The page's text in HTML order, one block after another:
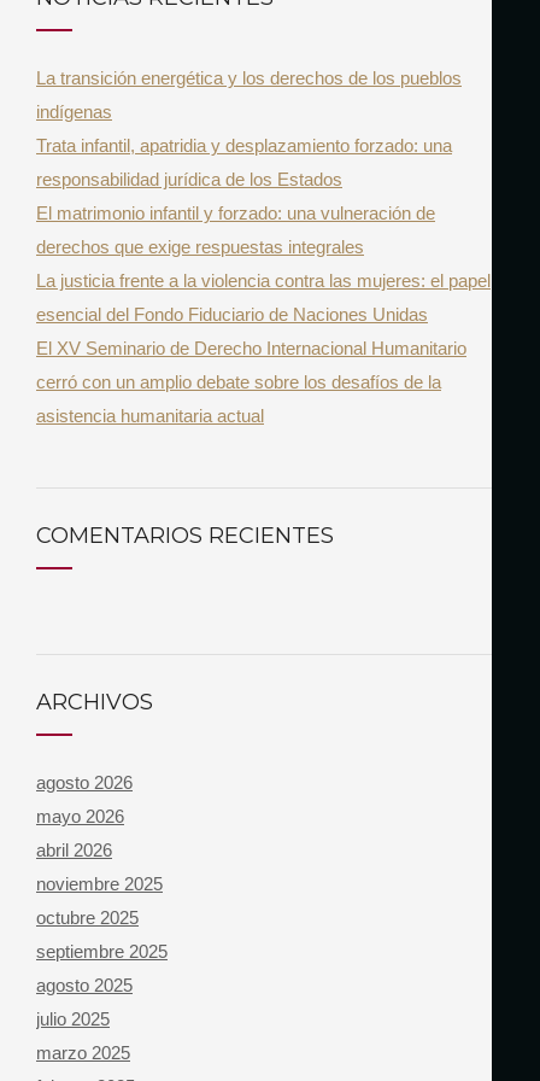
c
f
o
r
:
La transición energética y los derechos de los pueblos
indígenas
Trata infantil, apatridia y desplazamiento forzado: una
responsabilidad jurídica de los Estados
El matrimonio infantil y forzado: una vulneración de
derechos que exige respuestas integrales
La justicia frente a la violencia contra las mujeres: el papel
esencial del Fondo Fiduciario de Naciones Unidas
El XV Seminario de Derecho Internacional Humanitario
cerró con un amplio debate sobre los desafíos de la
asistencia humanitaria actual
COMENTARIOS RECIENTES
ARCHIVOS
agosto 2026
mayo 2026
abril 2026
noviembre 2025
octubre 2025
septiembre 2025
agosto 2025
julio 2025
marzo 2025